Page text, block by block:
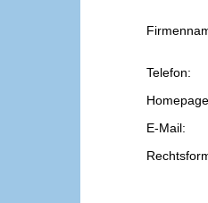
Telefon:
E-Mail: